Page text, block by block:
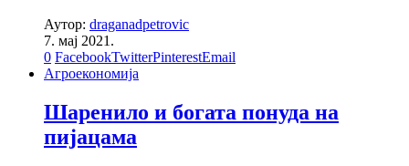
Аутор: draganadpetrovic
7. мај 2021.
0 FacebookTwitterPinterestEmail
Агроекономија
Шаренило и богата понуда на
пијацама